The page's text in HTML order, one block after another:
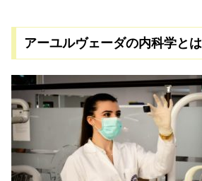
アーユルヴェーダの内科学とは